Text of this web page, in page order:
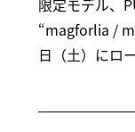
限定モデル、
“magforlia /
日（土）にロ